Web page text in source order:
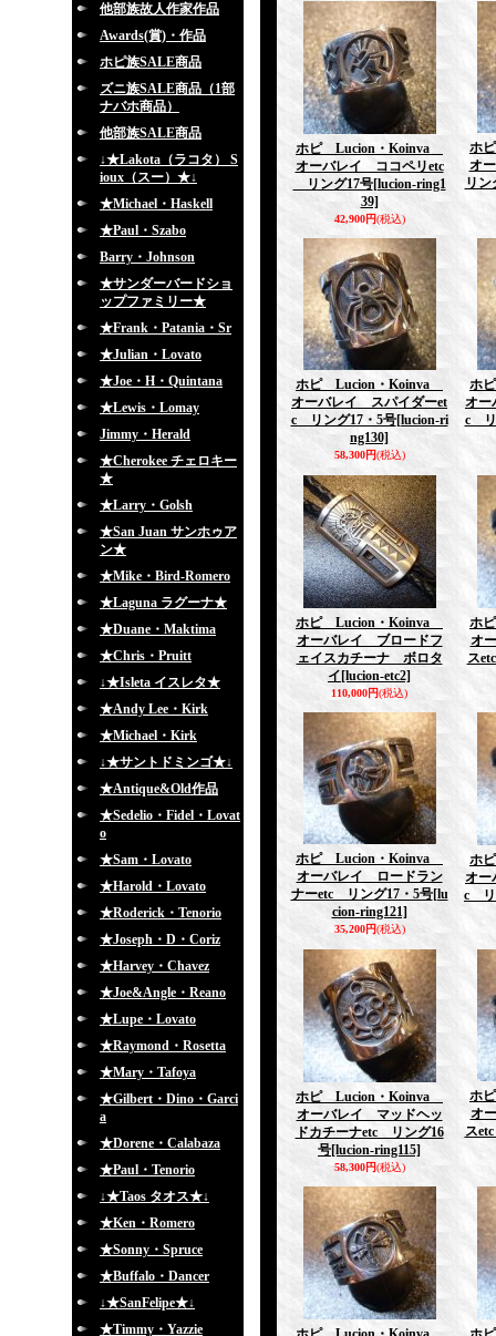
他部族故人作家作品
Awards(賞)・作品
ホピ族SALE商品
ズニ族SALE商品（1部
ナバホ商品）
他部族SALE商品
↓★Lakota（ラコタ） S
ioux（スー）★↓
★Michael・Haskell
★Paul・Szabo
Barry・Johnson
★サンダーバードショ
ップファミリー★
★Frank・Patania・Sr
★Julian・Lovato
★Joe・H・Quintana
★Lewis・Lomay
Jimmy・Herald
★Cherokee チェロキー
★
★Larry・Golsh
★San Juan サンホゥア
ン★
★Mike・Bird-Romero
★Laguna ラグーナ★
★Duane・Maktima
★Chris・Pruitt
↓★Isleta イスレタ★
★Andy Lee・Kirk
★Michael・Kirk
↓★サントドミンゴ★↓
★Antique&Old作品
★Sedelio・Fidel・Lovat
o
★Sam・Lovato
★Harold・Lovato
★Roderick・Tenorio
★Joseph・D・Coriz
★Harvey・Chavez
★Joe&Angle・Reano
★Lupe・Lovato
★Raymond・Rosetta
★Mary・Tafoya
★Gilbert・Dino・Garci
a
★Dorene・Calabaza
★Paul・Tenorio
↓★Taos タオス★↓
★Ken・Romero
★Sonny・Spruce
★Buffalo・Dancer
↓★SanFelipe★↓
★Timmy・Yazzie
ホピ Lucion・Koinva
オーバレイ ココペリetc
リング17号[lucion-ring1
39]
42,900円(税込)
ホ
オ
リン
ホピ Lucion・Koinva
オーバレイ スパイダーet
c リング17・5号[lucion-ri
ng130]
58,300円(税込)
ホ
オー
c リ
ホピ Lucion・Koinva
オーバレイ ブロードフ
ェイスカチーナ ボロタ
イ [lucion-etc2]
110,000円(税込)
ホ
オ
ス
ホピ Lucion・Koinva
オーバレイ ロードラン
ナーetc リング17・5号[lu
cion-ring121]
35,200円(税込)
ホ
オー
c リ
ホピ Lucion・Koinva
オーバレイ マッドヘッ
ドカチーナetc リング16
号[lucion-ring115]
58,300円(税込)
ホ
オ
ス